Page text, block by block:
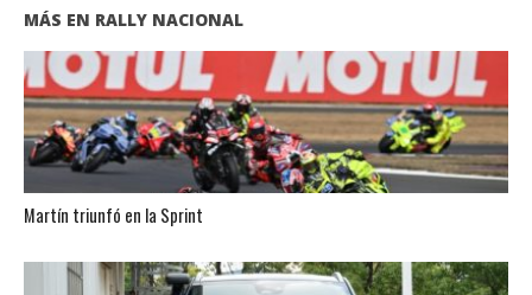
MÁS EN RALLY NACIONAL
Martín triunfó en la Sprint